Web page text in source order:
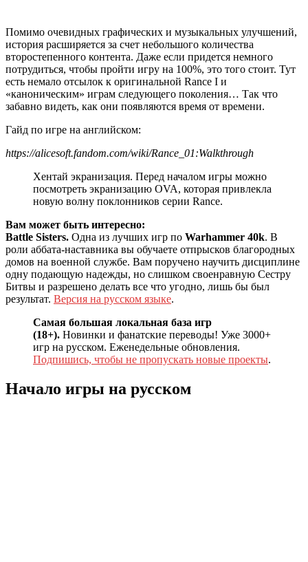
Помимо очевидных графических и музыкальных улучшений,
история расширяется за счет небольшого количества
второстепенного контента. Даже если придется немного
потрудиться, чтобы пройти игру на 100%, это того стоит. Тут
есть немало отсылок к оригинальной Rance I и
«каноническим» играм следующего поколения… Так что
забавно видеть, как они появляются время от времени.
Гайд по игре на английском:
https://alicesoft.fandom.com/wiki/Rance_01:Walkthrough
Хентай экранизация. Перед началом игры можно
посмотреть экранизацию OVA, которая привлекла
новую волну поклонников серии Rance.
Вам может быть интересно:
Battle Sisters. Одна из лучших игр по Warhammer 40k. В
роли аббата-наставника вы обучаете отпрысков благородных
домов на военной службе. Вам поручено научить дисциплине
одну подающую надежды, но слишком своенравную Сестру
Битвы и разрешено делать все что угодно, лишь бы был
результат. Версия на русском языке.
Самая большая локальная база игр
(18+). Новинки и фанатские переводы! Уже 3000+
игр на русском. Еженедельные обновления.
Подпишись, чтобы не пропускать новые проекты.
Начало игры на русском